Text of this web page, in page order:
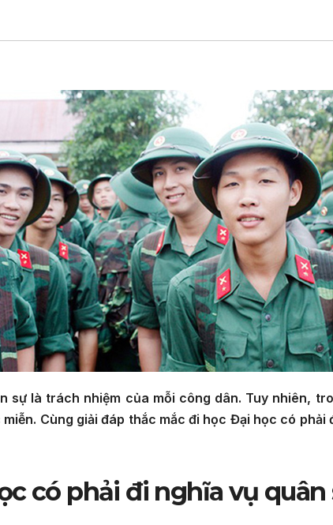
sự là trách nhiệm của mỗi công dân. Tuy nhiên,
Cùng giải đáp thắc mắc đi học Đại học có phải
có phải đi nghĩa vụ